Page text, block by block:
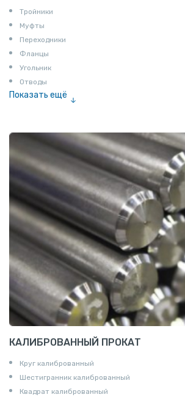
Тройники
Муфты
Переходники
Фланцы
Угольник
Отводы
Показать ещё
Соединение «американка»
Штуцеры
Сгоны
Удлинители для труб
Крестовины
Контргайки
КАЛИБРОВАННЫЙ ПРОКАТ
Круг калиброванный
Шестигранник калиброванный
Квадрат калиброванный